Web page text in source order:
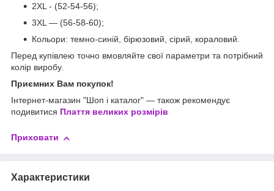
2XL - (52-54-56);
3XL — (56-58-60);
Кольори: темно-синій, бірюзовий, сірий, кораловий.
Перед купівлею точно вмовляйте свої параметри та потрібний
колір виробу.
Приємних Вам покупок!
Інтернет-магазин "Шоп і каталог" — також рекомендує
подивитися Плаття великих розмірів
Приховати
Характеристики